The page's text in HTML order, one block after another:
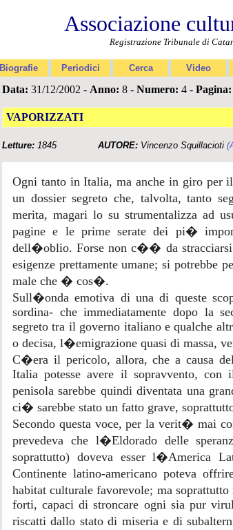
Associazione
Registrazione Tribunale di
Biografie Periodici Cerca Video
Data: 31/12/2002 - Anno: 8 - Numero: 4 - Pagina:
VAPORIZZATI
Letture: 1845 AUTORE: Vincenzo Squillacioti
Ogni tanto in Italia, ma anche in giro
un dossier segreto che, talvolta, tanto
merita, magari lo su strumentalizza ad
pagine e le prime serate dei pi�
dell�oblio. Forse non c�� da stracciarsi
esigenze prettamente umane; si
male che � cos�.
Sull�onda emotiva di una di queste
sordina- che immediatamente dopo la
segreto tra il governo italiano e qualche
o decisa, l�emigrazione quasi di massa,
C�era il pericolo, allora, che a causa
Italia potesse avere il sopravvento,
penisola sarebbe quindi diventata una
ci� sarebbe stato un fatto grave,
Secondo questa voce, per la verit� mai
prevedeva che l�Eldorado delle
soprattutto) doveva esser l�America
Continente latino-americano poteva
habitat culturale favorevole; ma
forti, capaci di stroncare ogni sia pur
riscatti dallo stato di miseria e di